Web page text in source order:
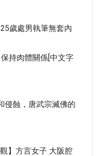
歲處男執筆無套內
持肉體關係[中文字
侵蝕，唐武宗滅佛的
】方言女子 大阪腔